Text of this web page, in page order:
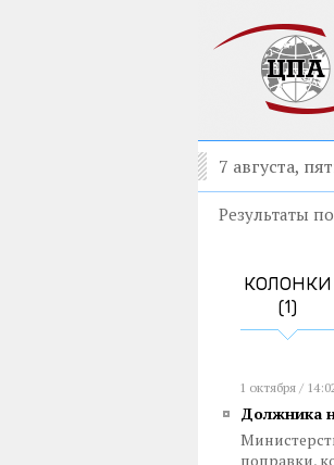
7 августа,
Результаты
КОЛОНКИ
(1)
1 октября /
Должника
поправки,